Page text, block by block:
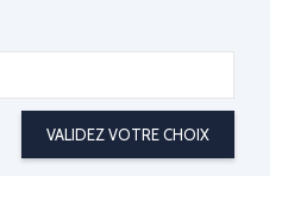
VALIDEZ VOTRE CHOIX